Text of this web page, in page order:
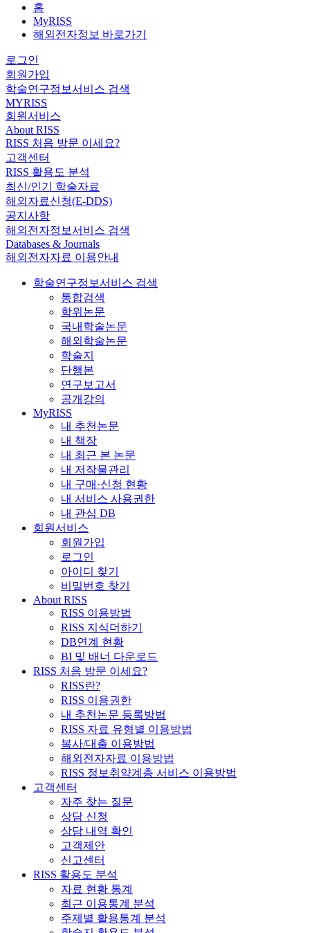
홈
MyRISS
해외전자정보 바로가기
로그인
회원가입
학술연구정보서비스 검색
MYRISS
회원서비스
About RISS
RISS 처음 방문 이세요?
고객센터
RISS 활용도 분석
최신/인기 학술자료
해외자료신청(E-DDS)
공지사항
해외전자정보서비스 검색
Databases & Journals
해외전자자료 이용안내
학술연구정보서비스 검색
통합검색
학위논문
국내학술논문
해외학술논문
학술지
단행본
연구보고서
공개강의
MyRISS
내 추천논문
내 책장
내 최근 본 논문
내 저작물관리
내 구매·신청 현황
내 서비스 사용권한
내 관심 DB
회원서비스
회원가입
로그인
아이디 찾기
비밀번호 찾기
About RISS
RISS 이용방법
RISS 지식더하기
DB연계 현황
BI 및 배너 다운로드
RISS 처음 방문 이세요?
RISS란?
RISS 이용권한
내 추천논문 등록방법
RISS 자료 유형별 이용방법
복사/대출 이용방법
해외전자자료 이용방법
RISS 정보취약계층 서비스 이용방법
고객센터
자주 찾는 질문
상담 신청
상담 내역 확인
고객제안
신고센터
RISS 활용도 분석
자료 현황 통계
최근 이용통계 분석
주제별 활용통계 분석